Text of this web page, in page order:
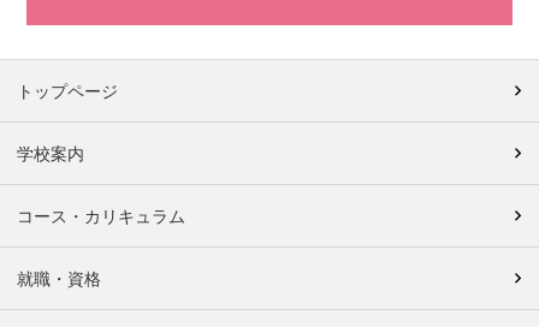
トップページ
学校案内
コース・カリキュラム
就職・資格